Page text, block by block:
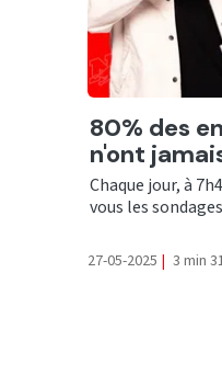
Ecouter
80% des
n'ont
Chaque jour, à
vous les
27-05-2025 | 3 min